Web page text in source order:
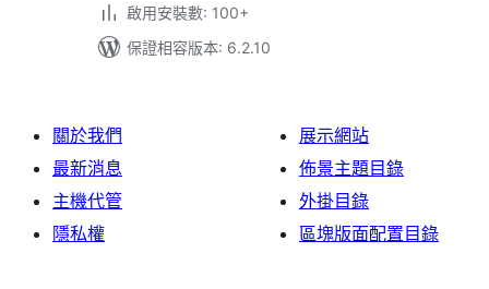
啟用安裝數: 100+
保證相容版本: 6.2.10
關於我們
最新消息
主機代管
隱私權
展示網站
佈景主題目錄
外掛目錄
區塊版面配置目錄